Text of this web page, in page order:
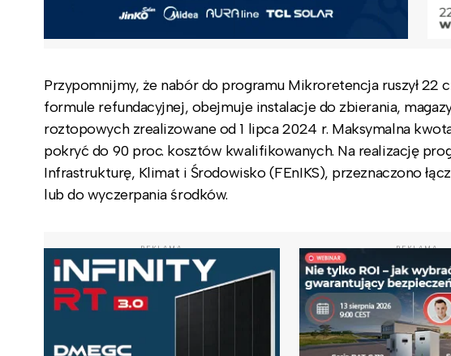
Przypomnijmy, że nabór do programu Mikroretencja ruszył 22
formule refundacyjnej, obejmuje instalacje do zbierania,
roztopowych zrealizowane od 1 lipca 2024 r. Maksymalna
pokryć do 90 proc. kosztów kwalifikowanych. Na realizację
Infrastrukturę, Klimat i Środowisko (FEnIKS), przeznaczono
lub do wyczerpania środków.
REKLAMA REKLAMA